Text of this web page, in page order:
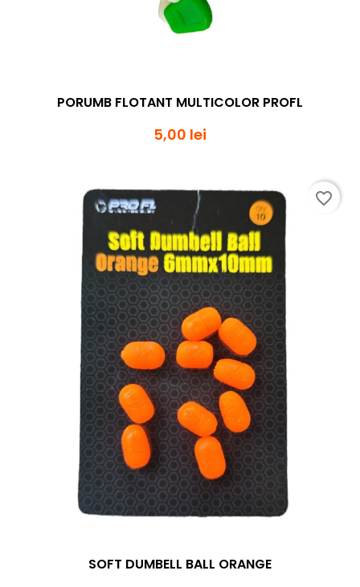
PORUMB FLOTANT MULTICOLOR PROFL
5,00 lei
SOFT DUMBELL BALL ORANGE
favorite_border